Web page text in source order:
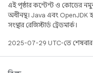
এই পৃষ্ঠার কন্টেন্ট ও কোডের
অধীনস্থ। Java এবং
সংস্থার রেজিস্টার্ড ট্রেডমার্ক।
2025-07-29 UTC-তে